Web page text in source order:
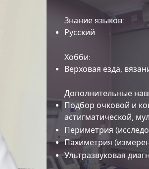
Знание языков:
Русский
Хобби:
Верховая езда,
Дополнительные
Подбор очковой и
астигматической,
Периметрия
Пахиметрия
Ультразвуковая